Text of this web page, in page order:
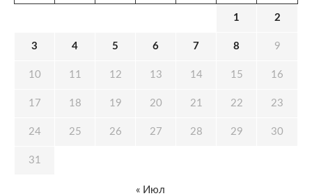
1 2
3 4 5 6 7 8 9
10 11 12 13 14 15 16
17 18 19 20 21 22 23
24 25 26 27 28 29 30
31
« Июл